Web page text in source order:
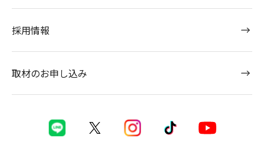
採用情報
取材のお申し込み